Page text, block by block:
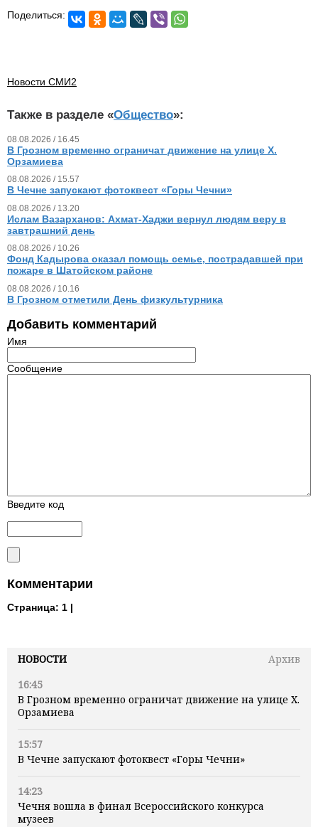
НОВОСТИ
Архив
16:45
В Грозном временно ограничат движение на улице Х.
Орзамиева
15:57
В Чечне запускают фотоквест «Горы Чечни»
14:23
Чечня вошла в финал Всероссийского конкурса
музеев
Поделиться:
Новости СМИ2
Также в разделе «Общество»:
08.08.2026 / 16.45
В Грозном временно ограничат движение на улице Х.
Орзамиева
08.08.2026 / 15.57
В Чечне запускают фотоквест «Горы Чечни»
08.08.2026 / 13.20
Ислам Вазарханов: Ахмат-Хаджи вернул людям веру в
завтрашний день
08.08.2026 / 10.26
Фонд Кадырова оказал помощь семье, пострадавшей при
пожаре в Шатойском районе
08.08.2026 / 10.16
В Грозном отметили День физкультурника
Добавить комментарий
Имя
Сообщение
Введите код
Комментарии
Страница: 1 |